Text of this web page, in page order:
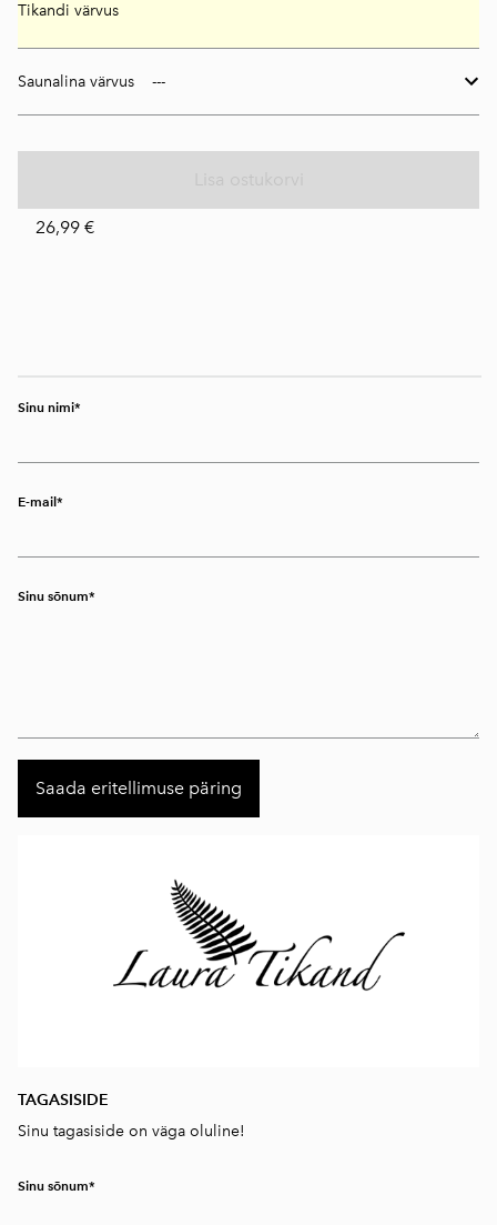
Tikandi värvus
Saunalina värvus
26,99 €
Sinu nimi
E-mail
Sinu sõnum
TAGASISIDE
Sinu tagasiside on väga oluline!
Sinu sõnum